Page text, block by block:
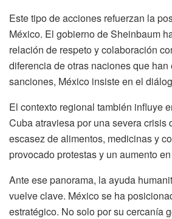
Este tipo de acciones refuerzan la
México. El gobierno de Sheinbaum
relación de respeto y colaboración
diferencia de otras naciones que
sanciones, México insiste en el
El contexto regional también influye
Cuba atraviesa por una severa crisis
escasez de alimentos, medicinas y
provocado protestas y un aumento
Ante ese panorama, la ayuda
vuelve clave. México se ha
estratégico. No solo por su cercanía